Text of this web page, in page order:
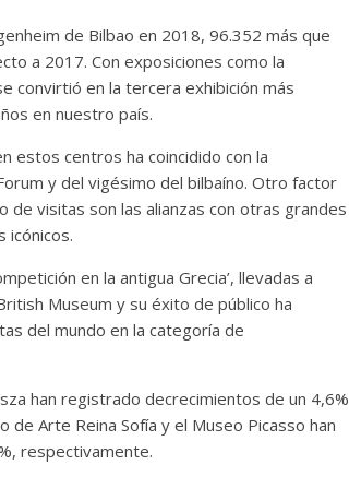
de Bilbao en 2018, 96.352 más que
a 2017. Con exposiciones como la
convirtió en la tercera exhibición más
en nuestro país.
estos centros ha coincidido con la
y del vigésimo del bilbaíno. Otro factor
de visitas son las alianzas con otras grandes
icónicos.
en la antigua Grecia’, llevadas a
Museum y su éxito de público ha
del mundo en la categoría de
han registrado decrecimientos de un 4,6%
Arte Reina Sofía y el Museo Picasso han
respectivamente.